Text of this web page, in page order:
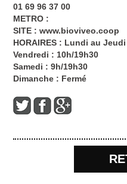
01 69 96 37 00
METRO :
SITE :www.bioviveo.coop
HORAIRES : Lundi au
Vendredi : 10h/19h30
Samedi : 9h/19h30
Dimanche : Fermé